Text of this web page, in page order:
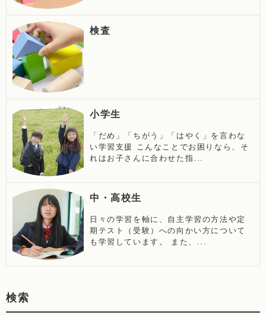
検査
小学生
「だめ」「ちがう」「はやく」を言わな
い学習支援 こんなことでお困りなら、そ
れはお子さんに合わせた指...
中・高校生
日々の学習を軸に、自主学習の方法や定
期テスト（受験）への向かい方について
も学習しています。 また、...
検索